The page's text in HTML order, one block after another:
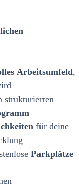
Arbeitsumfeld,
strukturierten
für deine
Parkplätze